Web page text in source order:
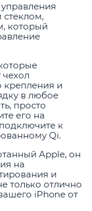
который
чехол
крепления и
в любое
просто
его на
к
Qi.
Apple, он
на
и
только отлично
iPhone от